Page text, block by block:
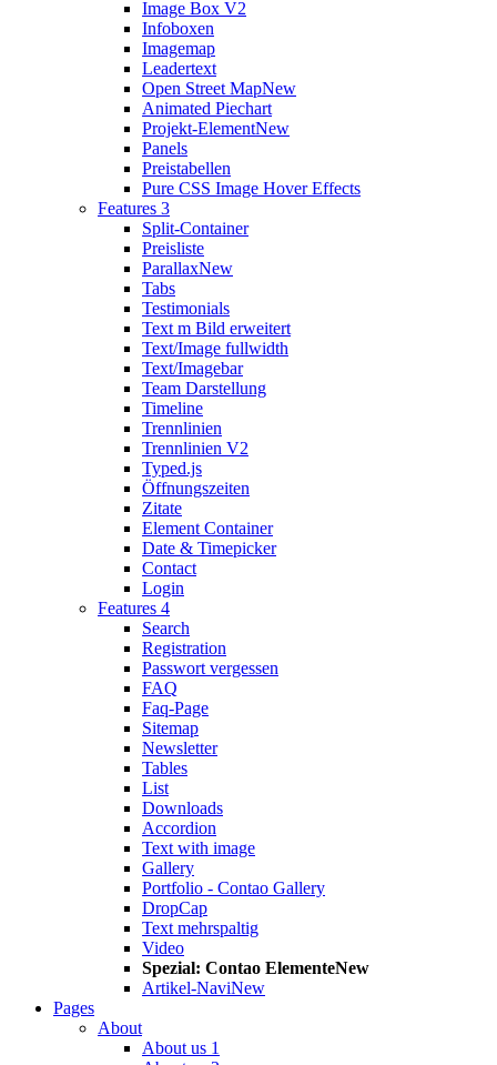
Image Box V2
Infoboxen
Imagemap
Leadertext
Open Street MapNew
Animated Piechart
Projekt-ElementNew
Panels
Preistabellen
Pure CSS Image Hover Effects
Features 3
Split-Container
Preisliste
ParallaxNew
Tabs
Testimonials
Text m Bild erweitert
Text/Image fullwidth
Text/Imagebar
Team Darstellung
Timeline
Trennlinien
Trennlinien V2
Typed.js
Öffnungszeiten
Zitate
Element Container
Date & Timepicker
Contact
Login
Features 4
Search
Registration
Passwort vergessen
FAQ
Faq-Page
Sitemap
Newsletter
Tables
List
Downloads
Accordion
Text with image
Gallery
Portfolio - Contao Gallery
DropCap
Text mehrspaltig
Video
Spezial: Contao ElementeNew
Artikel-NaviNew
Pages
About
About us 1